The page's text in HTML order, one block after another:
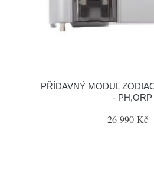
PŘÍDAVNÝ MODUL
- PH,ORP
26 990 Kč